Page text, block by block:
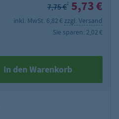
7,75 €2 5,73 €
inkl. MwSt. 6,82 € zzgl. Versand
Sie sparen: 2,02 €
In den Warenkorb